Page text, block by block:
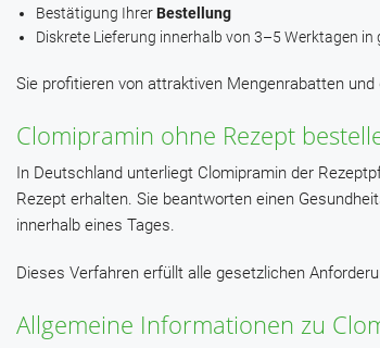
Bestätigung IhrerBestellung
Diskrete Lieferung innerhalb von 3–5 Werktagen in
Sie profitieren von attraktiven Mengenrabatten
Clomipramin ohne Rezept
In Deutschland unterliegt Clomipramin der
Rezept erhalten. Sie beantworten einen
innerhalb eines Tages.
Dieses Verfahren erfüllt alle gesetzlichen
Allgemeine Informationen zu